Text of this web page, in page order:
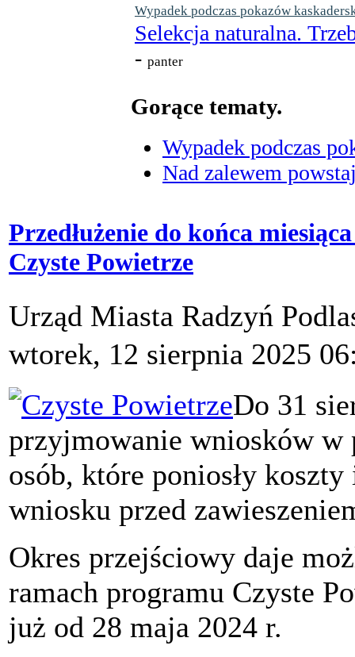
Wypadek podczas pokazów
Selekcja naturalna.
- panter
Gorące tematy.
Wypadek podczas
Nad zalewem
Przedłużenie do końca
Czyste Powietrze
Urząd Miasta Radzyń
wtorek, 12 sierpnia 2025
Do 31
przyjmowanie wniosków w
osób, które poniosły
wniosku przed
Okres przejściowy daje
ramach programu Czyste
już od 28 maja 2024 r.